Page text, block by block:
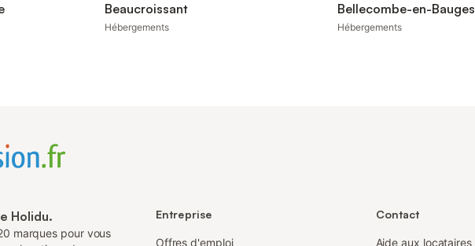
Beaucroissant
Hébergements
Bellecombe-en-Bauges
Hébergements
Holidu.
marques pour vous
Entreprise
Offres d'emploi
Contact
Aide aux locataires